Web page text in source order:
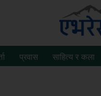
प्रवास साहित्य र कला